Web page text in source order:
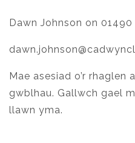
Dawn Johnson on
Mae asesiad o’r rhaglen
gwblhau. Gallwch gael
llawn yma.